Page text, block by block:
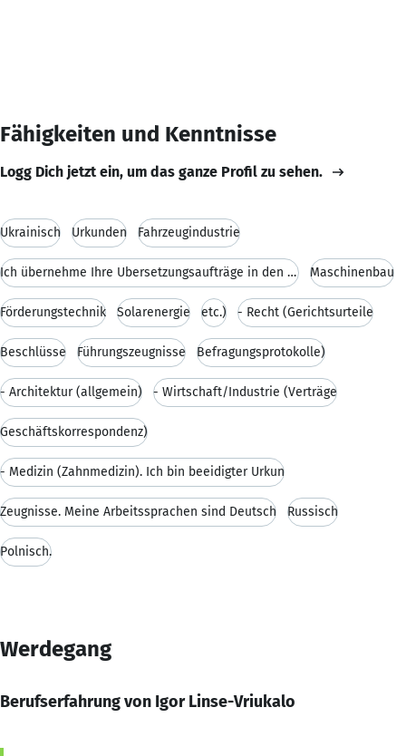
Fähigkeiten und Kenntnisse
Logg Dich jetzt ein, um das ganze Profil zu sehen.
Ukrainisch Urkunden Fahrzeugindustrie
Ich übernehme Ihre Übersetzungsaufträge in den Ber Maschinenbau
Förderungstechnik Solarenergie etc.) - Recht (Gerichtsurteile
Beschlüsse Führungszeugnisse Befragungsprotokolle)
- Architektur (allgemein) - Wirtschaft/Industrie (Verträge
Geschäftskorrespondenz)
- Medizin (Zahnmedizin). Ich bin beeidigter Urkun
Zeugnisse. Meine Arbeitssprachen sind Deutsch Russisch
Polnisch.
Werdegang
Berufserfahrung von Igor Linse-Vriukalo